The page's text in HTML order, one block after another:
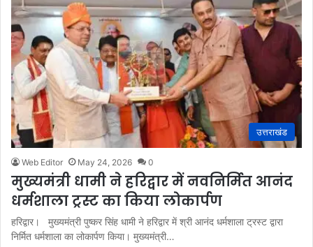
उत्तराखंड
Web Editor May 24, 2026 0
मुख्यमंत्री धामी ने हरिद्वार में नवनिर्मित आनंद
धर्मशाला ट्रस्ट का किया लोकार्पण
हरिद्वार। मुख्यमंत्री पुष्कर सिंह धामी ने हरिद्वार में श्री आनंद धर्मशाला ट्रस्ट द्वारा
निर्मित धर्मशाला का लोकार्पण किया। मुख्यमंत्री…